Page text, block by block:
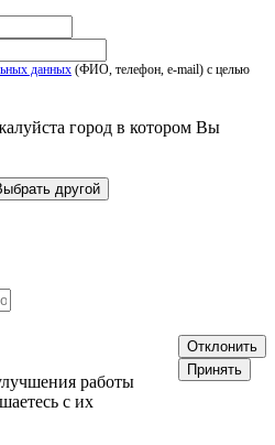
данных (ФИО, телефон, e-mail) с целью
город в котором Вы
другой
работы
с их
Отклонить
Принять